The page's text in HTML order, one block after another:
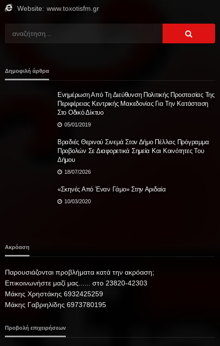
Website: www.toxotisfm.gr
Δημοφιλή άρθρα
Ενημέρωση Από Τη Διεύθυνση Πολιτικής Προστασίας Της
Περιφέρειας Κεντρικής Μακεδονίας Για Την Κατάσταση
Στο Οδικό Δίκτυο
05/01/2019
Βραδιές Θερινού Σινεμά Στον Δήμο Πέλλας Πρόγραμμα
Προβολών Σε Διαφορετικά Σημεία Και Κοινότητες Του
Δήμου
18/07/2026
«Σκηνές Από Έναν Γάμο» Στην Αριδαία
10/03/2020
Ακρόαση
Παρουσιάζονται προβλήματα κατά την ακρόαση;
Επικοινωνήστε μαζί μας...... στο 23820-42303
Μάκης Χρηστάκης 6932425259
Μάκης Γαβριηλίδης 6973780195
Προβολή επιχειρήσεων